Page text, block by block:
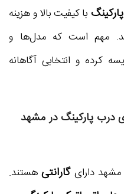
با کیفیت بالا و هزینه
مهم است که مدل‌ها و
کرده و انتخابی آگاهانه
درب پارکینگ در مشهد
مشهد دارایگارانتیهستند.